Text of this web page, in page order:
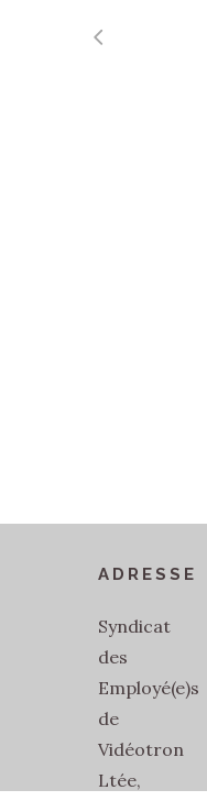
ADRESSE
Syndicat
des
Employé(e)s
de
Vidéotron
Ltée,